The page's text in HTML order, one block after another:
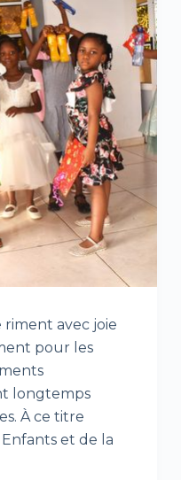
riment avec joie
pour les
longtemps
À ce titre
Enfants et de la